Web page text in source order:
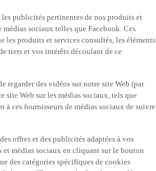
publicités pertinentes de nos produits et
médias sociaux telles que Facebook. Ces
produits et services consultés, les éléments
tiers et vos intérêts découlant de ce
regarder des vidéos sur notre site Web (par
site Web sur les médias sociaux, tels que
à ces fournisseurs de médias sociaux de suivre
offres et des publicités adaptées à vos
médias sociaux en cliquant sur le bouton
des catégories spécifiques de cookies